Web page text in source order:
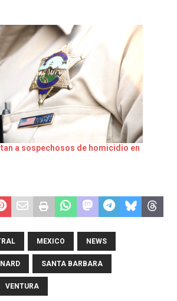
a sospechosos de homicidio en
MEXICO NEWS
SANTA BARBARA
VENTURA